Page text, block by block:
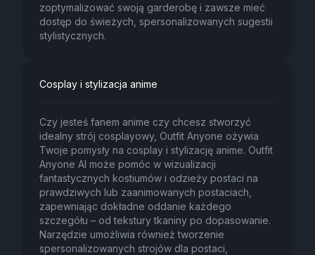
zoptymalizować swoją garderobę i zawsze mieć
dostęp do świeżych, spersonalizowanych sugestii
stylistycznych.
Cosplay i stylizacja anime
Czy jesteś fanem anime czy chcesz stworzyć
idealny strój cosplayowy, Outfit Anyone ożywia
Twoje pomysły na cosplay i stylizację anime. Outfit
Anyone AI może pomóc w wizualizacji
fantastycznych kostiumów i odzieży postaci na
prawdziwych lub zaanimowanych postaciach,
zapewniając dokładne oddanie każdego
szczegółu – od tekstury tkaniny po dopasowanie.
Narzędzie umożliwia również tworzenie
spersonalizowanych strojów dla postaci,